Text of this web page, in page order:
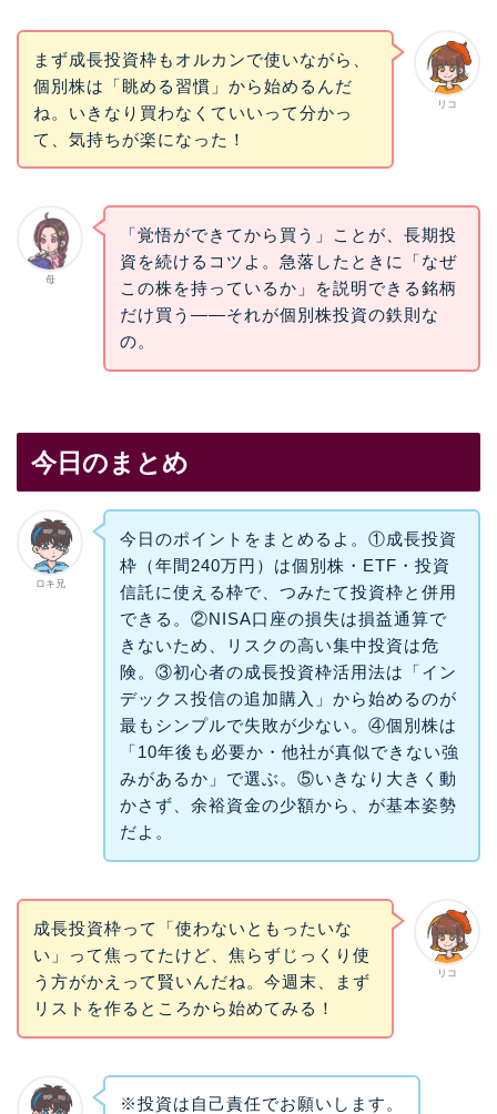
リコ
まず成長投資枠もオルカンで使いながら、
個別株は「眺める習慣」から始めるんだ
ね。いきなり買わなくていいって分かっ
て、気持ちが楽になった！
母
「覚悟ができてから買う」ことが、長期投
資を続けるコツよ。急落したときに「なぜ
この株を持っているか」を説明できる銘柄
だけ買う——それが個別株投資の鉄則な
の。
今日のまとめ
ロキ兄
今日のポイントをまとめるよ。①成長投資
枠（年間240万円）は個別株・ETF・投資
信託に使える枠で、つみたて投資枠と併用
できる。②NISA口座の損失は損益通算で
きないため、リスクの高い集中投資は危
険。③初心者の成長投資枠活用法は「イン
デックス投信の追加購入」から始めるのが
最もシンプルで失敗が少ない。④個別株は
「10年後も必要か・他社が真似できない強
みがあるか」で選ぶ。⑤いきなり大きく動
かさず、余裕資金の少額から、が基本姿勢
だよ。
リコ
成長投資枠って「使わないともったいな
い」って焦ってたけど、焦らずじっくり使
う方がかえって賢いんだね。今週末、まず
リストを作るところから始めてみる！
※投資は自己責任でお願いします。